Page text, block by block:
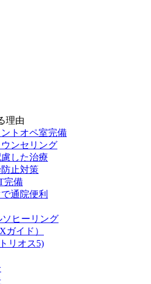
理由
トオペ室完備
ンセリング
した治療
止対策
完備
通院便利
ソヒーリング
ガイド）
リオス5)